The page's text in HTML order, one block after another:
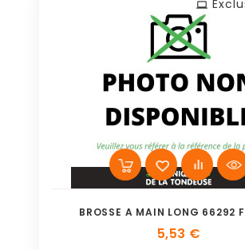
BROSSE A MAIN LONG 66292
5,53 €